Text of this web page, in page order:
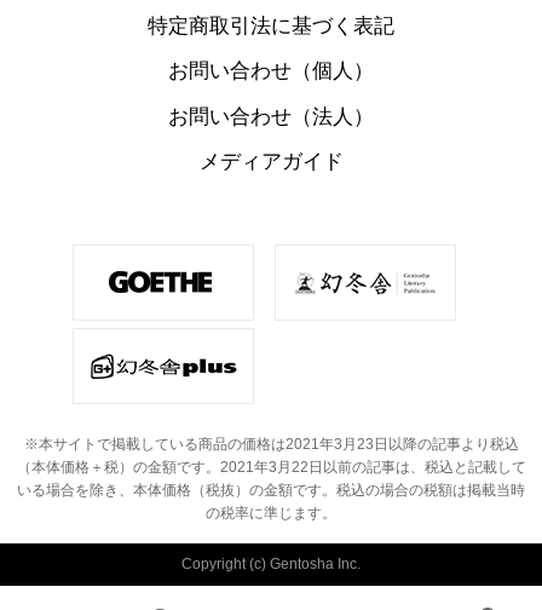
特定商取引法に基づく表記
お問い合わせ（個人）
お問い合わせ（法人）
メディアガイド
※本サイトで掲載している商品の価格は2021年3月23日以降の記事より税込
（本体価格＋税）の金額です。 2021年3月22日以前の記事は、税込と記載して
いる場合を除き、本体価格（税抜）の金額です。 税込の場合の税額は掲載当時
の税率に準じます。
Copyright (c) Gentosha Inc.